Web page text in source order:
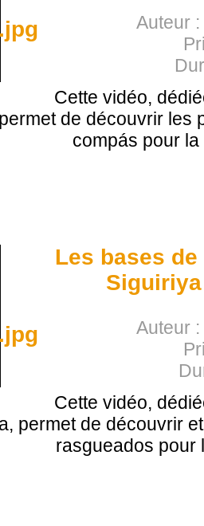
Auteur
Cette vidéo,
de découvrir les
compás pour
Les bases
Auteur
Cette vidéo,
permet de découvrir
rasgueados pour